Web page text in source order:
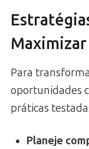
Para
oportunidades
práticas
Planeje